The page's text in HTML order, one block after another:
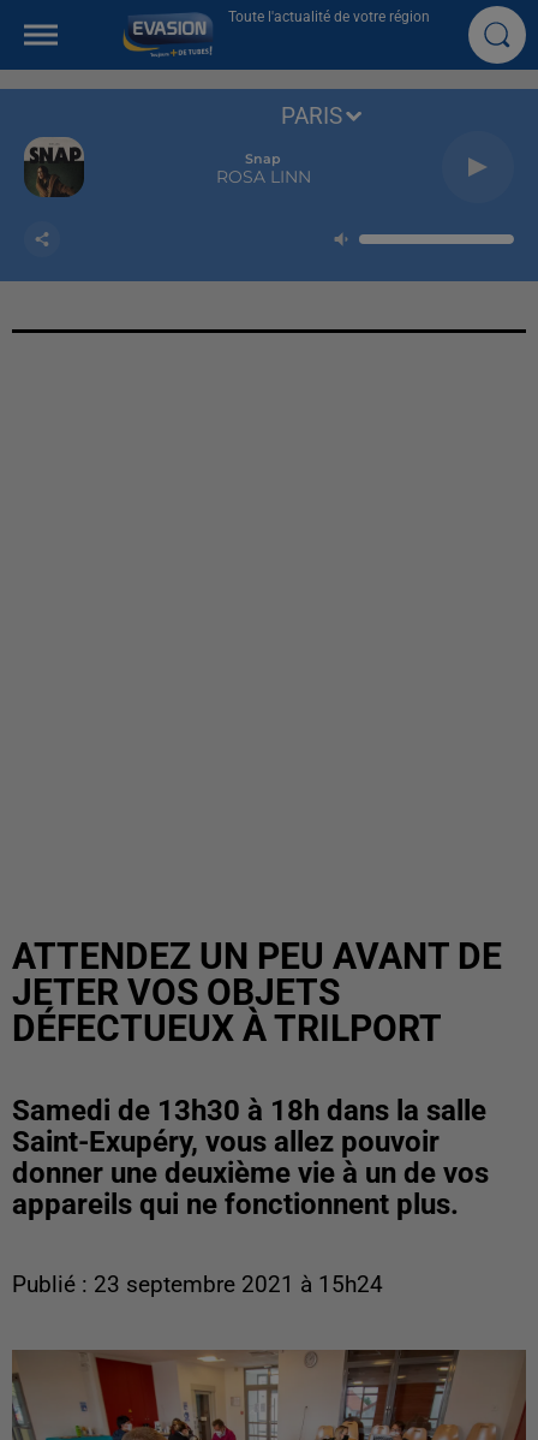
Toute l'actualité de votre région
Snap
ROSA LINN
PARIS
ATTENDEZ UN PEU AVANT DE
JETER VOS OBJETS
DÉFECTUEUX À TRILPORT
Samedi de 13h30 à 18h dans la salle
Saint-Exupéry, vous allez pouvoir
donner une deuxième vie à un de vos
appareils qui ne fonctionnent plus.
Publié : 23 septembre 2021 à 15h24